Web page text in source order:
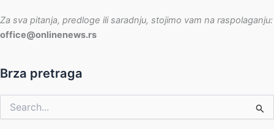
Za sva pitanja, predloge ili saradnju, stojimo vam na raspolaganju:
office@onlinenews.rs
Brza pretraga
za: